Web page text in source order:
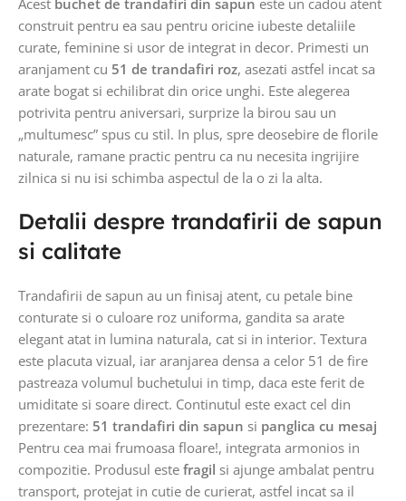
construit pentru ea sau pentru oricine iubeste detaliile
curate, feminine si usor de integrat in decor. Primesti un
aranjament cu 51 de trandafiri roz, asezati astfel incat sa
arate bogat si echilibrat din orice unghi. Este alegerea
potrivita pentru aniversari, surprize la birou sau un
„multumesc” spus cu stil. In plus, spre deosebire de florile
naturale, ramane practic pentru ca nu necesita ingrijire
zilnica si nu isi schimba aspectul de la o zi la alta.
Detalii despre trandafirii de sapun
si calitate
Trandafirii de sapun au un finisaj atent, cu petale bine
conturate si o culoare roz uniforma, gandita sa arate
elegant atat in lumina naturala, cat si in interior. Textura
este placuta vizual, iar aranjarea densa a celor 51 de fire
pastreaza volumul buchetului in timp, daca este ferit de
umiditate si soare direct. Continutul este exact cel din
prezentare: 51 trandafiri din sapun si panglica cu mesaj
Pentru cea mai frumoasa floare!, integrata armonios in
compozitie. Produsul este fragil si ajunge ambalat pentru
transport, protejat in cutie de curierat, astfel incat sa il